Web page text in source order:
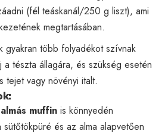
(fél teáskanál/250 g liszt), ami
megtartásában.
gyakran több folyadékot szívnak
tészta állagára, és szükség esetén
tejet vagy növényi italt.
muffin is könnyedén
és az alma alapvetően